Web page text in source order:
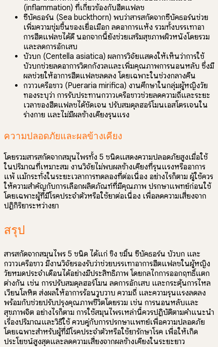
(inflammation) ที่เกี่ยวข้องกับฮีตแฟลช
ซีบัคธอร์น (Sea buckthorn) พบว่าสารสกัดจากซีบัคธอร์นช่วย
เพิ่มความชุ่มชื้นของเยื่อเมือก ลดอาการแห้ง รวมทั้งบรรเทาอา
การฮีตแฟลชได้ดี นอกจากนี้ยังช่วยเสริมสุขภาพผิวหนังโดยรวม
และลดการอักเสบ
บัวบก (Centella asiatica) ผลการวิจัยแสดงให้เห็นว่าการใช้
บัวบกช่วยลดอาการวิตกกังวลและเพิ่มคุณภาพการนอนหลับ ซึ่งมี
ผลช่วยให้อาการฮีตแฟลชลดลง โดยเฉพาะในช่วงกลางคืน
กวาวเครือขาว (Pueraria mirifica) งานศึกษาในกลุ่มผู้หญิงวัย
ทองระบุว่า การรับประทานกวาวเครือขาวช่วยลดความถี่และระยะ
เวลาของฮีตแฟลชได้ชัดเจน ปรับสมดุลฮอร์โมนเอสโตรเจนใน
ร่างกาย และไม่มีผลข้างเคียงรุนแรง
ความปลอดภัยและผลข้างเคียง
โดยรวมสารสกัดจากสมุนไพรทั้ง 5 ชนิดแสดงความปลอดภัยสูงเมื่อใช้
ในปริมาณที่เหมาะสม งานวิจัยไม่พบผลข้างเคียงที่รุนแรงหรืออาการ
แพ้ แม้กระทั่งในระยะเวลาการทดลองที่ต่อเนื่อง อย่างไรก็ตาม ผู้ใช้ควร
ให้ความสำคัญกับการเลือกผลิตภัณฑ์ที่มีคุณภาพ ปรึกษาแพทย์ก่อนใช้
โดยเฉพาะผู้ที่มีโรคประจำตัวหรือใช้ยาต่อเนื่อง เพื่อลดความเสี่ยงจาก
ปฏิกิริยาระหว่างยา
สรุป
สารสกัดจากสมุนไพร 5 ชนิด ได้แก่ ขิง ขมิ้น ซีบัคธอร์น บัวบก และ
กวาวเครือขาว มีงานวิจัยรองรับว่าช่วยบรรเทาอาการฮีตแฟลชในผู้หญิง
วัยหมดประจำเดือนได้อย่างมีประสิทธิภาพ โดยกลไกการออกฤทธิ์แตก
ต่างกัน เช่น การปรับสมดุลฮอร์โมน ลดการอักเสบ และกระตุ้นการไหล
เวียนโลหิต ส่งผลให้อาการร้อนวูบวาบ ความถี่ และความรุนแรงลดลง
พร้อมกับช่วยปรับปรุงคุณภาพชีวิตโดยรวม เช่น การนอนหลับและ
สุขภาพจิต อย่างไรก็ตาม การใช้สมุนไพรเหล่านี้ควรปฏิบัติตามคำแนะนำ
เรื่องปริมาณและวิธีใช้ ควบคู่กับการปรึกษาแพทย์เพื่อความปลอดภัย
โดยเฉพาะสำหรับผู้ที่มีโรคประจำตัวหรือใช้ยารักษาโรค เพื่อให้เกิด
ประโยชน์สูงสุดและลดความเสี่ยงจากผลข้างเคียงในระยะยาว